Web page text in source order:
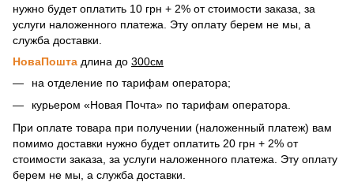
нужно будет оплатить 10 грн + 2% от стоимости заказа, за
услуги наложенного платежа. Эту оплату берем не мы, а
служба доставки.
НоваПошта длина до 300см
на отделение по тарифам оператора;
курьером «Новая Почта» по тарифам оператора.
При оплате товара при получении (наложенный платеж) вам
помимо доставки нужно будет оплатить 20 грн + 2% от
стоимости заказа, за услуги наложенного платежа. Эту оплату
берем не мы, а служба доставки.